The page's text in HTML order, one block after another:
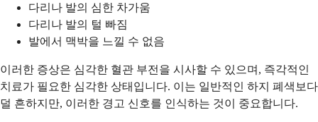
다리나 발의 심한 차가움
다리나 발의 털 빠짐
발에서 맥박을 느낄 수 없음
이러한 증상은 심각한 혈관 부전을 시사할 수 있으며, 즉각적인
치료가 필요한 심각한 상태입니다. 이는 일반적인 하지 폐색보다
덜 흔하지만, 이러한 경고 신호를 인식하는 것이 중요합니다.